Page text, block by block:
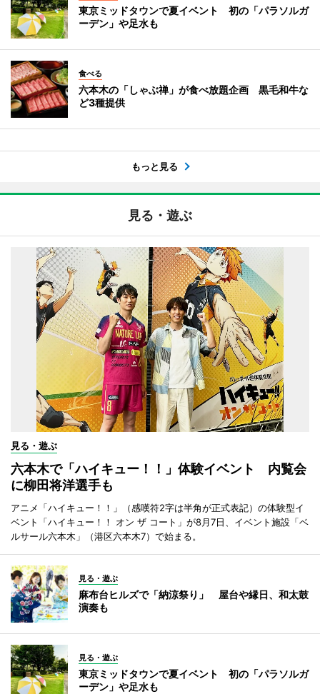
東京ミッドタウンで夏イベント 初の「パラソルガ
ーデン」や足水も
食べる
六本木の「しゃぶ禅」が食べ放題企画 黒毛和牛な
ど3種提供
もっと見る
見る・遊ぶ
見る・遊ぶ
六本木で「ハイキュー！！」体験イベント 内覧会
に柳田将洋選手も
アニメ「ハイキュー！！」（感嘆符2字は半角が正式表記）の体験型イ
ベント「ハイキュー！！ オン ザ コート」が8月7日、イベント施設「ベ
ルサール六本木」（港区六本木7）で始まる。
見る・遊ぶ
麻布台ヒルズで「納涼祭り」 屋台や縁日、和太鼓
演奏も
見る・遊ぶ
東京ミッドタウンで夏イベント 初の「パラソルガ
ーデン」や足水も